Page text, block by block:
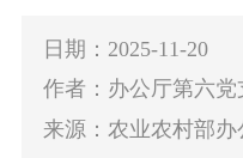
日期：2025-11-20
作者：办公厅第六党
来源：农业农村部办